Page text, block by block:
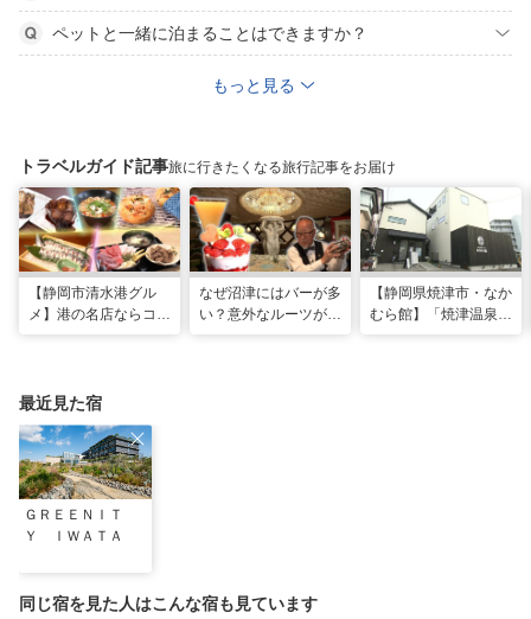
ペットと一緒に泊まることはできますか？
もっと見る
トラベルガイド記事旅に行きたくなる旅行記事をお届け
【静岡市清水港グル
メ】港の名店ならコ
なぜ沼津にはバーが多
い？意外なルーツがわ
【静岡県焼津市・なか
むら館】「焼津温泉」
最近見た宿
ＧＲＥＥＮＩＴ
Ｙ ＩＷＡＴＡ
同じ宿を見た人はこんな宿も見ています